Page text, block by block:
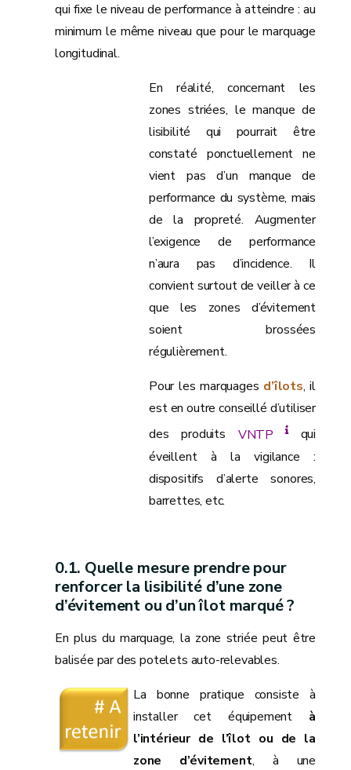
qui fixe le niveau de performance à atteindre : au
minimum le même niveau que pour le marquage
longitudinal.
En réalité, concernant les
zones striées, le manque de
lisibilité qui pourrait être
constaté ponctuellement ne
vient pas d’un manque de
performance du système, mais
de la propreté. Augmenter
l’exigence de performance
n’aura pas d’incidence. Il
convient surtout de veiller à ce
que les zones d’évitement
soient brossées
régulièrement.
Pour les marquages d’îlots, il
est en outre conseillé d’utiliser
des produits VNTP
qui
éveillent à la vigilance :
dispositifs d’alerte sonores,
barrettes, etc.
Quelle mesure prendre pour
renforcer la lisibilité d’une zone
d’évitement ou d’un îlot marqué ?
En plus du marquage, la zone striée peut être
balisée par des potelets auto-relevables.
La bonne pratique consiste à
installer cet équipement à
l’intérieur de l’îlot ou de la
zone d’évitement, à une